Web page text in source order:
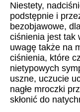
Niestety,
podstępnie i
bezobjawowe,
ciśnienia jest tak
uwagę także na
ciśnienia, które
nietypowych
uszne, uczucie
nagłe mroczki
skłonić do